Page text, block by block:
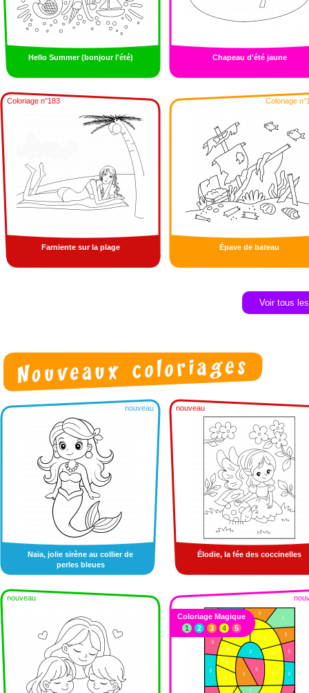
Hello Summer (bonjour l'été) Chapeau d'été jaune
Coloriage n°183
Farniente sur la plage
Coloriage
Épave de bateau
Voir tous
nouveau
Naïa, jolie sirène au collier de
perles bleues
nouveau
Élodie, la fée des coccinelles
nouveau
Coloriage Magique
1
2 3 4 5